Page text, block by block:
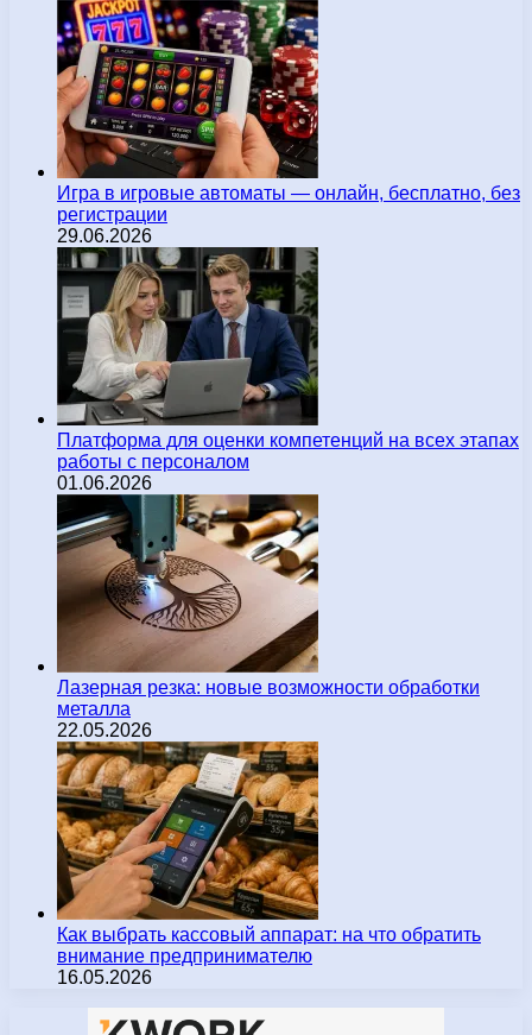
Игра в игровые автоматы — онлайн, бесплатно, без
регистрации
29.06.2026
Платформа для оценки компетенций на всех этапах
работы с персоналом
01.06.2026
Лазерная резка: новые возможности обработки
металла
22.05.2026
Как выбрать кассовый аппарат: на что обратить
внимание предпринимателю
16.05.2026